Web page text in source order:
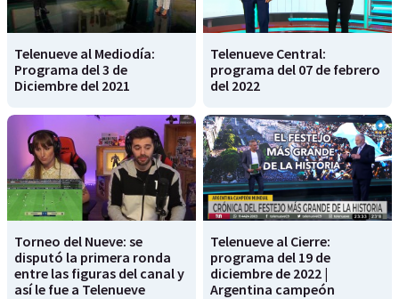
Telenueve al Mediodía:
Programa del 3 de
Diciembre del 2021
Telenueve Central:
programa del 07 de febrero
del 2022
Torneo del Nueve: se
disputó la primera ronda
entre las figuras del canal y
así le fue a Telenueve
Telenueve al Cierre:
programa del 19 de
diciembre de 2022 |
Argentina campeón